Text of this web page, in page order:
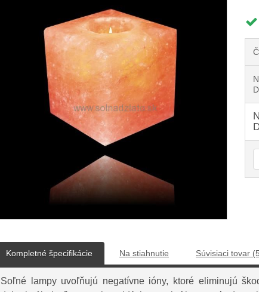
Kompletné špecifikácie Na stiahnutie Súvisiaci tovar
Soľné lampy uvoľňujú negatívne ióny, ktoré eliminujú